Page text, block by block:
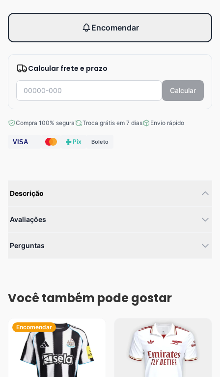
Encomendar
Calcular frete e prazo
Calcular
Compra 100% segura Troca grátis em 7 dias Envio rápido
VISA Pix Boleto
Descrição
Avaliações
Perguntas
Você também pode gostar
Encomendar